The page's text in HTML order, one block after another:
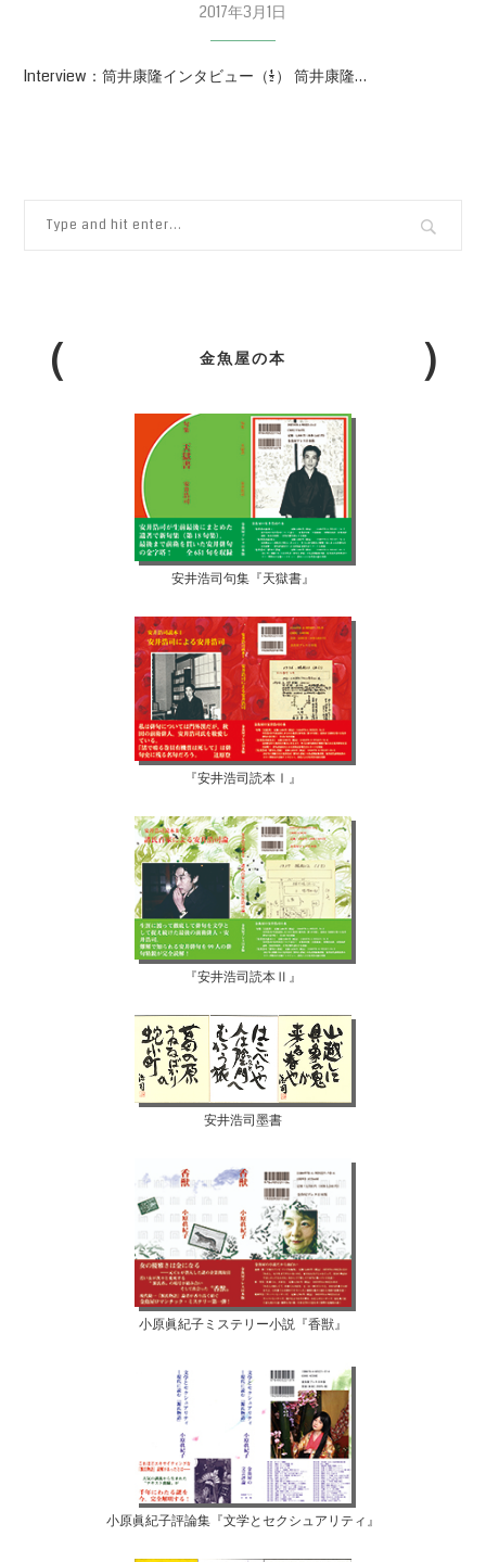
2017年3月1日
Interview：筒井康隆インタビュー（1/2） 筒井康隆…
金魚屋の本
安井浩司句集『天獄書』
『安井浩司読本Ⅰ』
『安井浩司読本Ⅱ』
安井浩司墨書
小原眞紀子ミステリー小説『香獣』
小原眞紀子評論集『文学とセクシュアリティ』